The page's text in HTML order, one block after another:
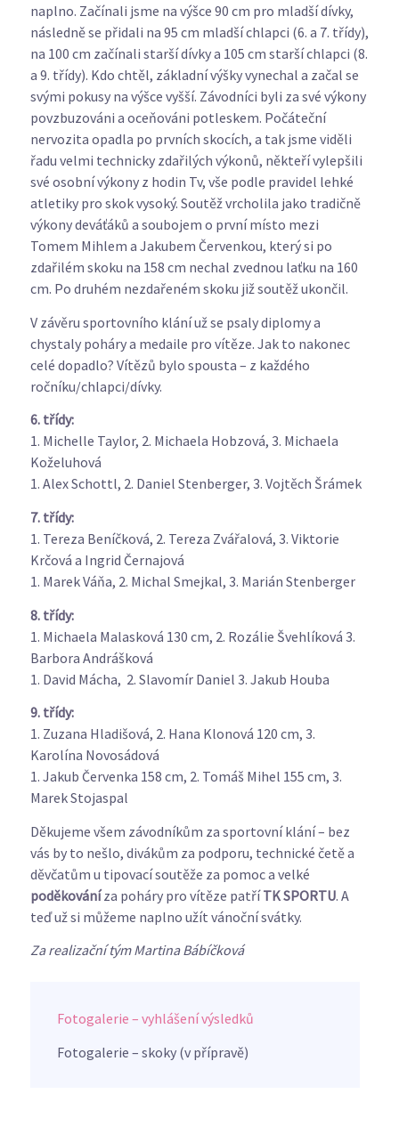
naplno. Začínali jsme na výšce 90 cm pro mladší dívky,
následně se přidali na 95 cm mladší chlapci (6. a 7. třídy),
na 100 cm začínali starší dívky a 105 cm starší chlapci (8.
a 9. třídy). Kdo chtěl, základní výšky vynechal a začal se
svými pokusy na výšce vyšší. Závodníci byli za své výkony
povzbuzováni a oceňováni potleskem. Počáteční
nervozita opadla po prvních skocích, a tak jsme viděli
řadu velmi technicky zdařilých výkonů, někteří vylepšili
své osobní výkony z hodin Tv, vše podle pravidel lehké
atletiky pro skok vysoký. Soutěž vrcholila jako tradičně
výkony deváťáků a soubojem o první místo mezi
Tomem Mihlem a Jakubem Červenkou, který si po
zdařilém skoku na 158 cm nechal zvednou laťku na 160
cm. Po druhém nezdařeném skoku již soutěž ukončil.
V závěru sportovního klání už se psaly diplomy a
chystaly poháry a medaile pro vítěze. Jak to nakonec
celé dopadlo? Vítězů bylo spousta – z každého
ročníku/chlapci/dívky.
6. třídy:
1. Michelle Taylor, 2. Michaela Hobzová, 3. Michaela
Koželuhová
1. Alex Schottl, 2. Daniel Stenberger, 3. Vojtěch Šrámek
7. třídy:
1. Tereza Beníčková, 2. Tereza Zvářalová, 3. Viktorie
Krčová a Ingrid Černajová
1. Marek Váňa, 2. Michal Smejkal, 3. Marián Stenberger
8. třídy:
1. Michaela Malasková 130 cm, 2. Rozálie Švehlíková 3.
Barbora Andrášková
1. David Mácha, 2. Slavomír Daniel 3. Jakub Houba
9. třídy:
1. Zuzana Hladišová, 2. Hana Klonová 120 cm, 3.
Karolína Novosádová
1. Jakub Červenka 158 cm, 2. Tomáš Mihel 155 cm, 3.
Marek Stojaspal
Děkujeme všem závodníkům za sportovní klání – bez
vás by to nešlo, divákům za podporu, technické četě a
děvčatům u tipovací soutěže za pomoc a velké
poděkováníza poháry pro vítěze patříTK SPORTU. A
teď už si můžeme naplno užít vánoční svátky.
Za realizační tým Martina Bábíčková
Fotogalerie – vyhlášení výsledků
Fotogalerie – skoky (v přípravě)